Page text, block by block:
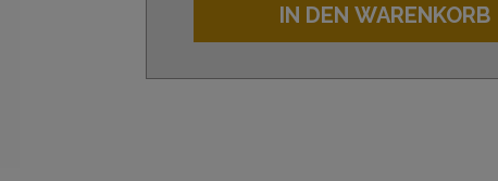
IN DEN WARENKORB